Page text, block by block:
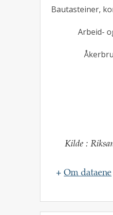
Arbeid-
Bautasteiner,
Kilde :
+ Om dataene